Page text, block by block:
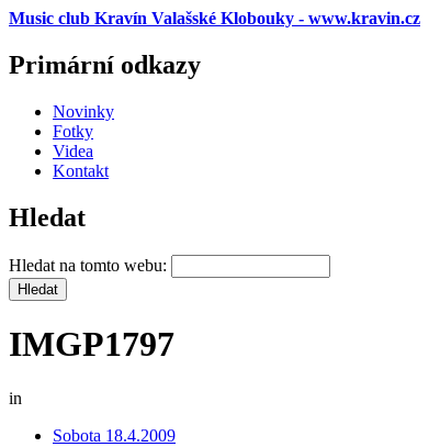
Music club Kravín Valašské Klobouky - www.kravin.cz
Primární odkazy
Novinky
Fotky
Videa
Kontakt
Hledat
Hledat na tomto webu:
IMGP1797
in
Sobota 18.4.2009